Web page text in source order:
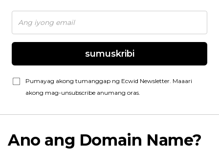
sumuskribi
Pumayag akong tumanggap ng Ecwid Newsletter. Maaari
akong mag-unsubscribe anumang oras.
Ano ang Domain Name?